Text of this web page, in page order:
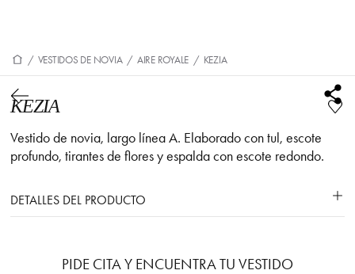
/ VESTIDOS DE NOVIA / AIRE ROYALE / KEZIA
KEZIA
Vestido de novia, largo línea A. Elaborado con tul, escote
profundo, tirantes de flores y espalda con escote redondo.
DETALLES DEL PRODUCTO
PIDE CITA Y ENCUENTRA TU VESTIDO